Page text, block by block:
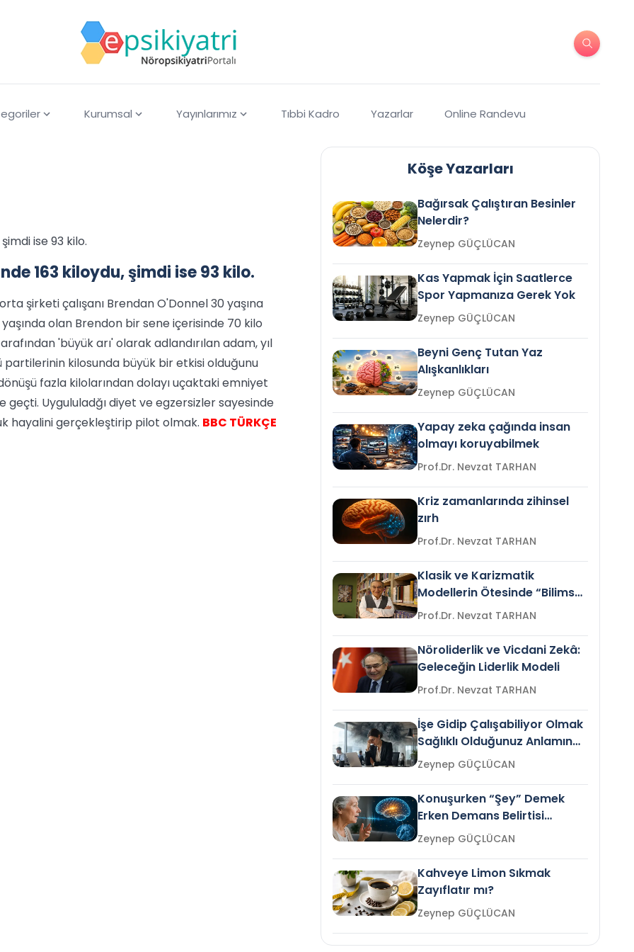
Kurumsal Yayınlarımız Tıbbi Kadro Yazarlar Online Randevu
ise 93 kilo.
163 kiloydu, şimdi ise 93 kilo.
şirketi çalışanı Brendan O'Donnel 30 yaşına
yaşında olan Brendon bir sene içerisinde 70 kilo
'büyük arı' olarak adlandırılan adam, yıl
partilerinin kilosunda büyük bir etkisi olduğunu
fazla kilolarından dolayı uçaktaki emniyet
Uygululadğı diyet ve egzersizler sayesinde
hayalini gerçekleştirip pilot olmak. BBC TÜRKÇE
Köşe Yazarları
Bağırsak Çalıştıran Besinler
Nelerdir?
Zeynep GÜÇLÜCAN
Kas Yapmak İçin Saatlerce
Spor Yapmanıza Gerek Yok
Zeynep GÜÇLÜCAN
Beyni Genç Tutan Yaz
Alışkanlıkları
Zeynep GÜÇLÜCAN
Yapay zeka çağında insan
olmayı koruyabilmek
Prof.Dr. Nevzat TARHAN
Kriz zamanlarında zihinsel
zırh
Prof.Dr. Nevzat TARHAN
Klasik ve Karizmatik
Modellerin Ötesinde “Bilimsel
Liderlik”
Prof.Dr. Nevzat TARHAN
Nöroliderlik ve Vicdani Zekâ:
Geleceğin Liderlik Modeli
Prof.Dr. Nevzat TARHAN
İşe Gidip Çalışabiliyor Olmak
Sağlıklı Olduğunuz Anlamına
Gelir mi?Zeynep GÜÇLÜCAN
Konuşurken “Şey” Demek
Erken Demans Belirtisi
Olabilir mi?Zeynep GÜÇLÜCAN
Kahveye Limon Sıkmak
Zayıflatır mı?
Zeynep GÜÇLÜCAN